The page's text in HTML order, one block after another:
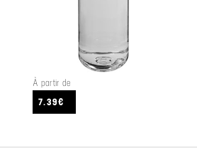
VOIR LE PRODUIT
À partir de
7.39€